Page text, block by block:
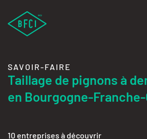
SAVOIR-FAIRE
Taillage de pignons à
en Bourgogne-
10 entreprises à découvrir